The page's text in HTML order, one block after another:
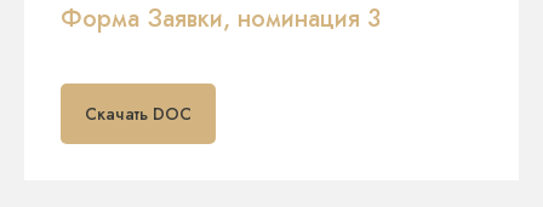
Форма Заявки, номинация 3
Скачать DOC